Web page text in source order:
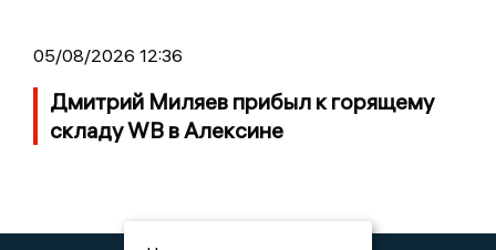
05/08/2026 12:36
Дмитрий Миляев прибыл к горящему
складу WB в Алексине